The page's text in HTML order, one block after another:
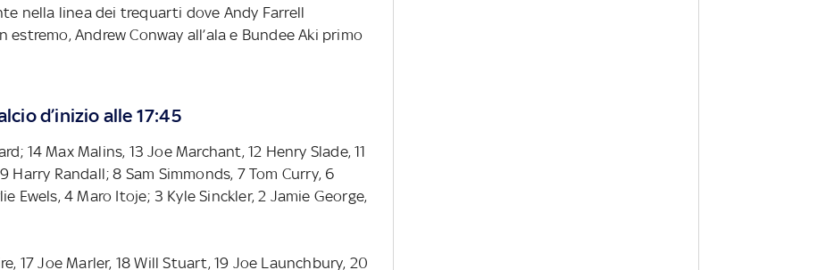
nella linea dei trequarti dove Andy Farrell
Andrew Conway all’ala e Bundee Aki primo
d’inizio alle 17:45
14 Max Malins, 13 Joe Marchant, 12 Henry Slade, 11
Harry Randall; 8 Sam Simmonds, 7 Tom Curry, 6
Ewels, 4 Maro Itoje; 3 Kyle Sinckler, 2 Jamie George,
17 Joe Marler, 18 Will Stuart, 19 Joe Launchbury, 20